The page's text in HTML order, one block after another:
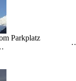
Parkplatz